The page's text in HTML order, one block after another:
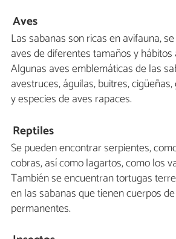
Aves
Las sabanas son ricas en avifauna,
aves de diferentes tamaños y hábitos
Algunas aves emblemáticas de las
avestruces, águilas, buitres,
y especies de aves rapaces.
Reptiles
Se pueden encontrar serpientes,
cobras, así como lagartos, como los
También se encuentran tortugas
en las sabanas que tienen cuerpos
permanentes.